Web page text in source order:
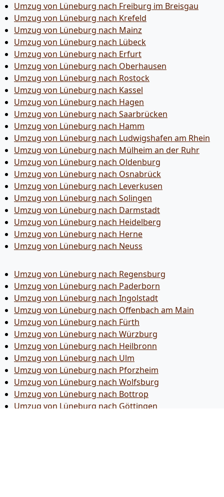
Umzug von Lüneburg nach Freiburg im Breisgau
Umzug von Lüneburg nach Krefeld
Umzug von Lüneburg nach Mainz
Umzug von Lüneburg nach Lübeck
Umzug von Lüneburg nach Erfurt
Umzug von Lüneburg nach Oberhausen
Umzug von Lüneburg nach Rostock
Umzug von Lüneburg nach Kassel
Umzug von Lüneburg nach Hagen
Umzug von Lüneburg nach Saarbrücken
Umzug von Lüneburg nach Hamm
Umzug von Lüneburg nach Ludwigshafen am Rhein
Umzug von Lüneburg nach Mülheim an der Ruhr
Umzug von Lüneburg nach Oldenburg
Umzug von Lüneburg nach Osnabrück
Umzug von Lüneburg nach Leverkusen
Umzug von Lüneburg nach Solingen
Umzug von Lüneburg nach Darmstadt
Umzug von Lüneburg nach Heidelberg
Umzug von Lüneburg nach Herne
Umzug von Lüneburg nach Neuss
Umzug von Lüneburg nach Regensburg
Umzug von Lüneburg nach Paderborn
Umzug von Lüneburg nach Ingolstadt
Umzug von Lüneburg nach Offenbach am Main
Umzug von Lüneburg nach Fürth
Umzug von Lüneburg nach Würzburg
Umzug von Lüneburg nach Heilbronn
Umzug von Lüneburg nach Ulm
Umzug von Lüneburg nach Pforzheim
Umzug von Lüneburg nach Wolfsburg
Umzug von Lüneburg nach Bottrop
Umzug von Lüneburg nach Göttingen